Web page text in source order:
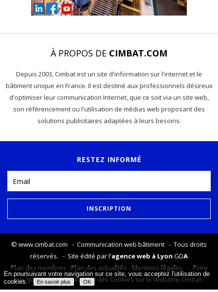
À PROPOS DE CIMBAT.COM
Depuis 2003, Cimbat est un site d'information sur l'internet et le
bâtiment unique en France. Il est destiné aux professionnels désireux
d'optimiser leur communication Internet, que ce soit via un site web,
son référencement ou l'utilisation de médias web proposant des
solutions publicitaires adaptées à leurs besoins.
RESTEZ INFORMÉ
© www.cimbat.com - Communication web bâtiment - Tous droits
réservés. - Site édité par l'agence web à Lyon GDA
Plan des membres -Plan des actualités -Mentions légales - Foire
aux questions-Utilisation des Cookies sur le Webzine Cimbat-
En poursuivant votre navigation sur ce site, vous acceptez l'utilisation de
cookies.
En savoir plus OK